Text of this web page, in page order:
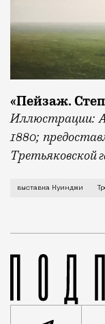
«Пейзаж.
Иллюстрации:
1880;
Третьяковской
Это точно
выставка Куинджи